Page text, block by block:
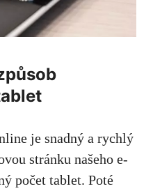
je snadný a rychlý
stránku našeho e-
počet tablet. Poté